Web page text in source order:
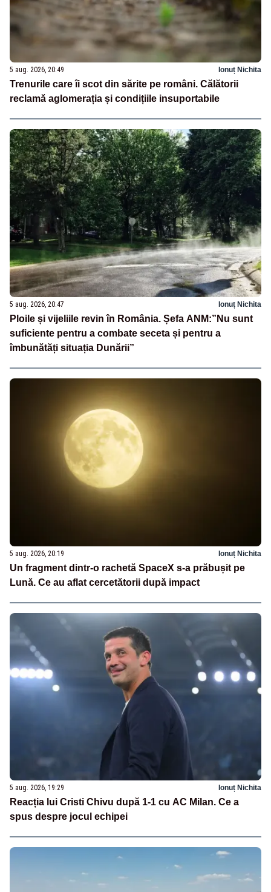
5 aug. 2026, 20:49 Ionuț Nichita
Trenurile care îi scot din sărite pe români. Călătorii
reclamă aglomerația și condițiile insuportabile
5 aug. 2026, 20:47 Ionuț Nichita
Ploile și vijeliile revin în România. Șefa ANM:”Nu sunt
suficiente pentru a combate seceta și pentru a
îmbunătăți situația Dunării”
5 aug. 2026, 20:19 Ionuț Nichita
Un fragment dintr-o rachetă SpaceX s-a prăbușit pe
Lună. Ce au aflat cercetătorii după impact
5 aug. 2026, 19:29 Ionuț Nichita
Reacția lui Cristi Chivu după 1-1 cu AC Milan. Ce a
spus despre jocul echipei